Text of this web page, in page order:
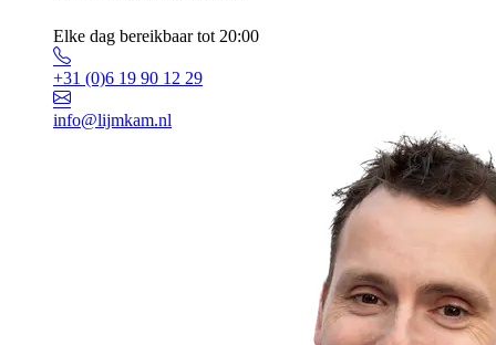
Elke dag bereikbaar tot 20:00
+31 (0)6 19 90 12 29
info@lijmkam.nl